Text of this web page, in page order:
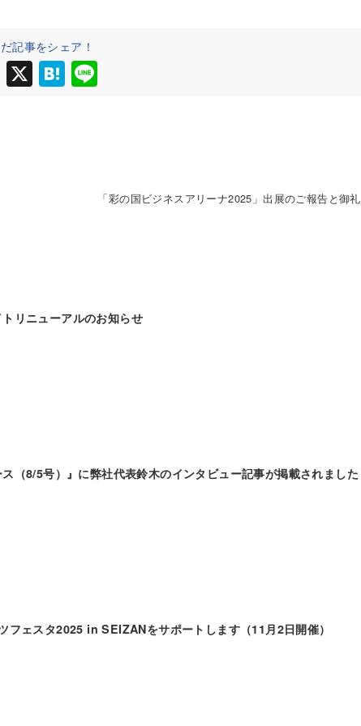
記事をシェア！
F
a
X H
at
「彩の国ビジネスアリーナ2025」出展のご報告と御礼
リニューアルのお知らせ
（8/5号）』に弊社代表鈴木のインタビュー記事が掲載されました
フェスタ2025 in SEIZANをサポートします（11月2日開催）